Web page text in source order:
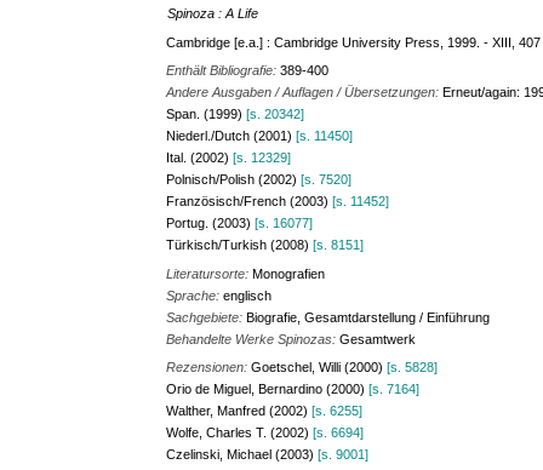
Spinoza : A Life
Cambridge [e.a.] : Cambridge University Press, 1999. - XIII, 407
Enthält Bibliografie:389-400
Andere Ausgaben / Auflagen / Übersetzungen:Erneut/again:
Span. (1999)[s. 20342]
Niederl./Dutch (2001)[s. 11450]
Ital. (2002)[s. 12329]
Polnisch/Polish (2002)[s. 7520]
Französisch/French (2003)[s. 11452]
Portug. (2003)[s. 16077]
Türkisch/Turkish (2008)[s. 8151]
Literatursorte:Monografien
Sprache:englisch
Sachgebiete:Biografie, Gesamtdarstellung / Einführung
Behandelte Werke Spinozas:Gesamtwerk
Rezensionen:Goetschel, Willi (2000)[s. 5828]
Orio de Miguel, Bernardino (2000)[s. 7164]
Walther, Manfred (2002)[s. 6255]
Wolfe, Charles T. (2002)[s. 6694]
Czelinski, Michael (2003)[s. 9001]